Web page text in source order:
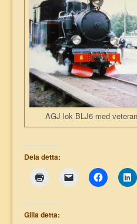
AGJ lok BLJ6 med
Dela detta:
Gilla detta: